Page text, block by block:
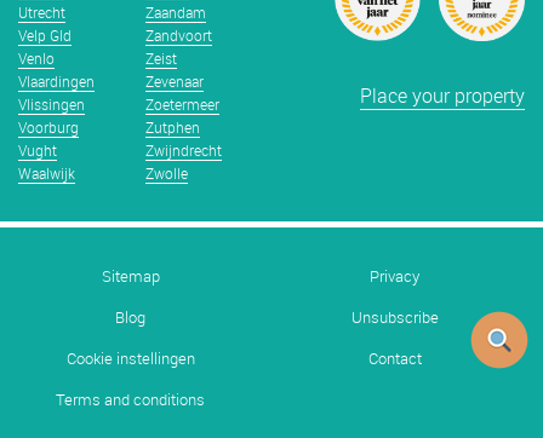
Utrecht
Velp Gld
Venlo
Vlaardingen
Vlissingen
Voorburg
Vught
Waalwijk
Zaandam
Zandvoort
Zeist
Zevenaar
Zoetermeer
Zutphen
Zwijndrecht
Zwolle
Place your property
Sitemap
Privacy
Blog
Unsubscribe
Cookie instellingen
Contact
Terms and conditions